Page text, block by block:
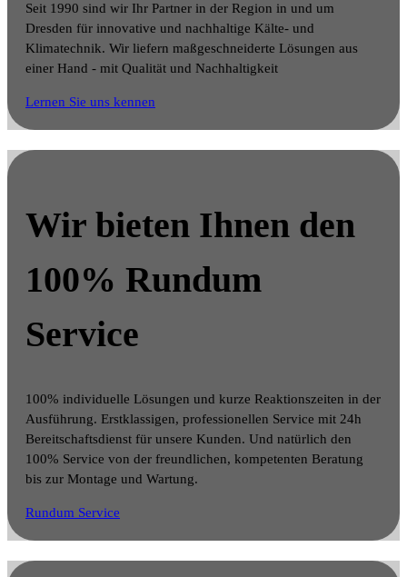
Seit 1990 sind wir Ihr Partner in der Region in und um
Dresden für innovative und nachhaltige Kälte- und
Klimatechnik. Wir liefern maßgeschneiderte Lösungen aus
einer Hand - mit Qualität und Nachhaltigkeit
Lernen Sie uns kennen
Wir bieten Ihnen den
100% Rundum
Service
100% individuelle Lösungen und kurze Reaktionszeiten in der
Ausführung. Erstklassigen, professionellen Service mit 24h
Bereitschaftsdienst für unsere Kunden. Und natürlich den
100% Service von der freundlichen, kompetenten Beratung
bis zur Montage und Wartung.
Rundum Service